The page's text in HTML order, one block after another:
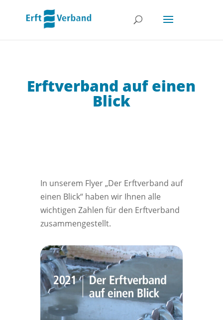
Erftverband auf einen
Blick
In unserem Flyer „Der Erftverband auf
einen Blick“ haben wir Ihnen alle
wichtigen Zahlen für den Erftverband
zusammengestellt.